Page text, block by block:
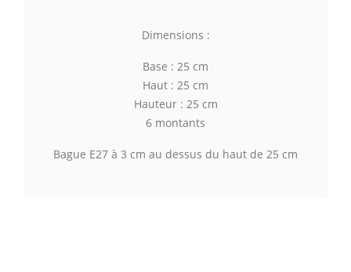
Dimensions :
Base : 25 cm
Haut : 25 cm
Hauteur : 25 cm
6 montants
Bague E27 à 3 cm au dessus du haut de 25 cm